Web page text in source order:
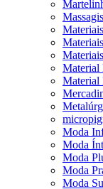
Material
Material
Moda
Moda
Moda
Moda
Moda